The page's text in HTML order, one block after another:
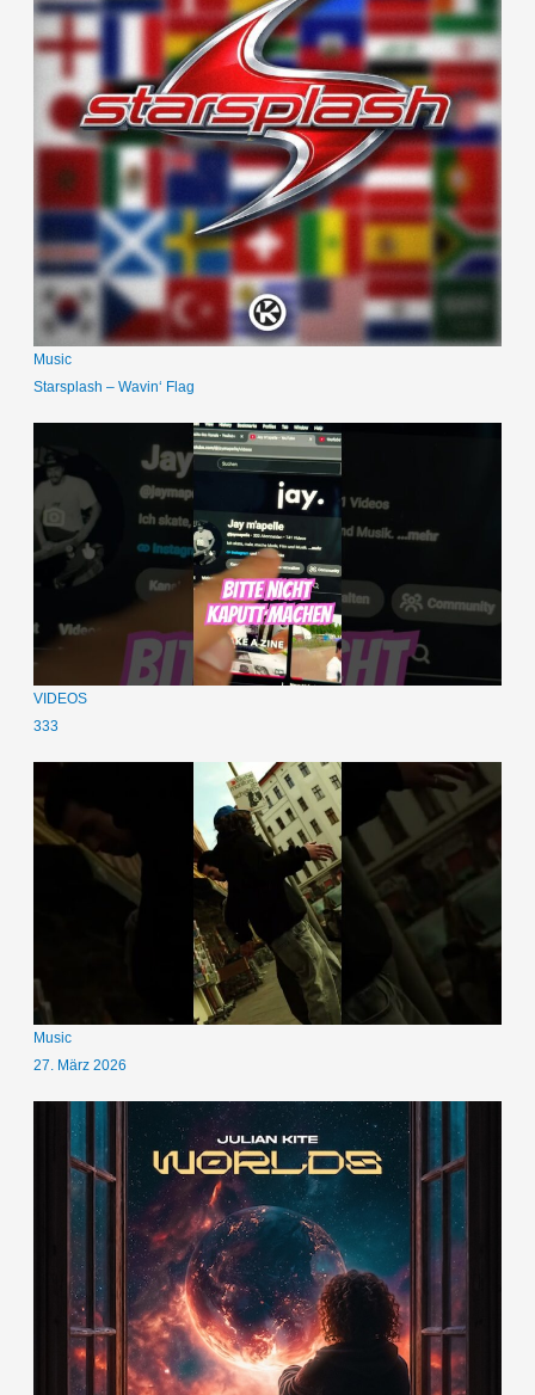
Music
Starsplash – Wavin‘ Flag
VIDEOS
333
Music
27. März 2026